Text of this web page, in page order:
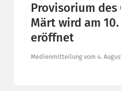
Provisorium des
Märt wird am
eröffnet
Medienmitteilung vom 4.